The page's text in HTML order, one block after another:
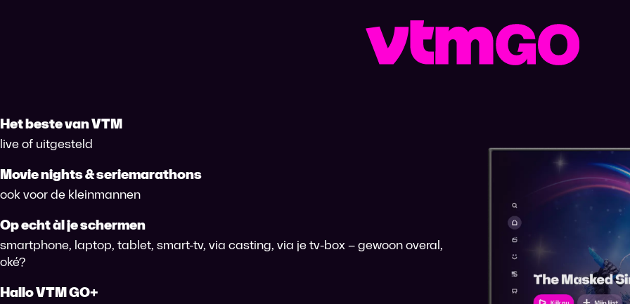
Het beste van VTM
live of uitgesteld
Movie nights & seriemarathons
ook voor de kleinmannen
Op echt àl je schermen
smartphone, laptop, tablet, smart-tv, via casting, via je tv-box – gewoon overal,
oké?
Hallo VTM GO+